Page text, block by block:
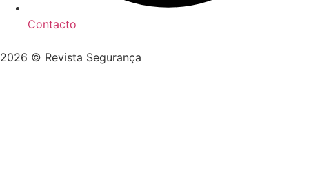
Contacto
2026 © Revista Segurança